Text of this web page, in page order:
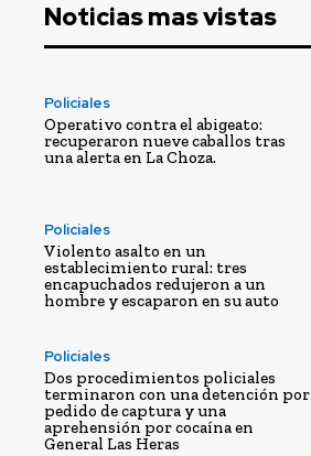
Noticias mas vistas
Policiales
Operativo contra el abigeato:
recuperaron nueve caballos tras
una alerta en La Choza.
Policiales
Violento asalto en un
establecimiento rural: tres
encapuchados redujeron a un
hombre y escaparon en su auto
Policiales
Dos procedimientos policiales
terminaron con una detención por
pedido de captura y una
aprehensión por cocaína en
General Las Heras